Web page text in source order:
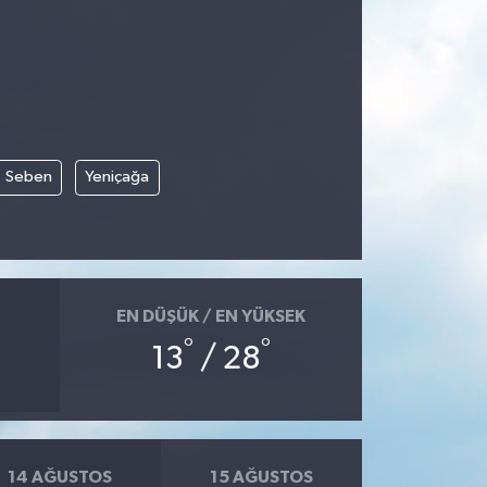
Seben Yeniçağa
EN DÜŞÜK / EN YÜKSEK
13° / 28°
14 AĞUSTOS 15 AĞUSTOS